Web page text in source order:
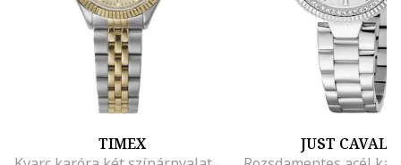
TIMEX
JUST CAVALLI